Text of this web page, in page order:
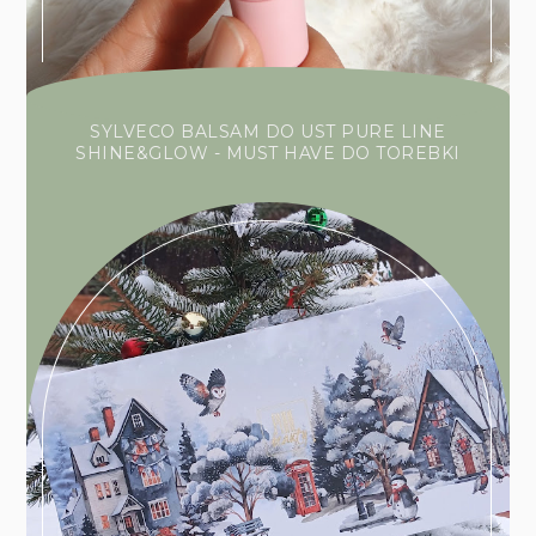
SYLVECO BALSAM DO UST PURE LINE
SHINE&GLOW - MUST HAVE DO TOREBKI